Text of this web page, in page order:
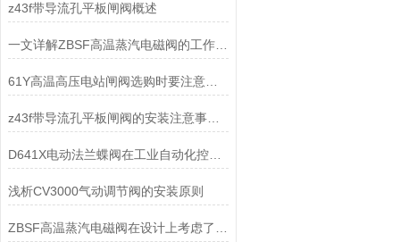
z43f带导流孔平板闸阀概述
一文详解ZBSF高温蒸汽电磁阀的工作原理和特点
61Y高温高压电站闸阀选购时要注意哪些事项？
z43f带导流孔平板闸阀的安装注意事项与维护要求
D641X电动法兰蝶阀在工业自动化控制领域起着重要作用
浅析CV3000气动调节阀的安装原则